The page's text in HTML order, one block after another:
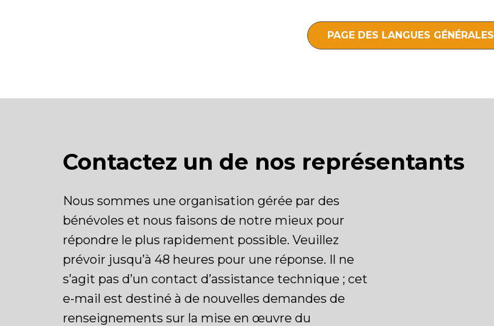
PAGE DES LANGUES GÉNÉRALES
Contactez un de nos représentants
Nous sommes une organisation gérée par des
bénévoles et nous faisons de notre mieux pour
répondre le plus rapidement possible. Veuillez
prévoir jusqu’à 48 heures pour une réponse. Il ne
s’agit pas d’un contact d’assistance technique ; cet
e-mail est destiné à de nouvelles demandes de
renseignements sur la mise en œuvre du